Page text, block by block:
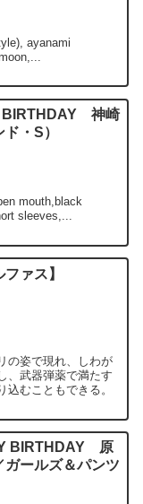
ayanami
神崎
・S）
mouth,black
sleeves,...
ァス】
の姿で現れ、しわが
、武器弾薬で満たす
むこともできる。
BIRTHDAY 原
ガールズ＆パンツ